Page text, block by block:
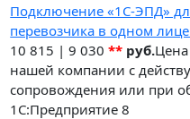
Подключение «1С-ЭПД»
перевозчика в одном
10 815 |9 030** руб.Цена
нашей компании с
сопровождения или при
1С:Предприятие 8